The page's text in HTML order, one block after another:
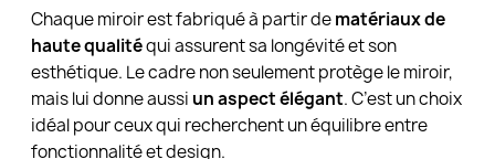
Chaque miroir est fabriqué à partir dematériaux de
haute qualitéqui assurent sa longévité et son
esthétique. Le cadre non seulement protège le miroir,
mais lui donne aussi un aspect élégant. C’est un choix
idéal pour ceux qui recherchent un équilibre entre
fonctionnalité et design.